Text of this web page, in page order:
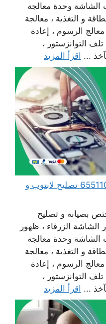
الشاشة وحدة معالجة
و التغذية ، معالجة
الرسوم ، إعادة
التوانزستور ،
... اقرأ المزيد
مهندس كمبيوتر الضباعية 65511033 تصليح لابتوب و
بصيانة و تصليح
الشاشة الزرقاء ، ظهور
الشاشة وحدة معالجة
و التغذية ، معالجة
الرسوم ، إعادة
التوانزستور ،
... اقرأ المزيد